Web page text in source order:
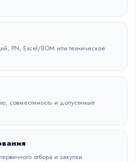
PN, Excel/BOM или техническое
совместимость и допустимые
отбора и закупки.